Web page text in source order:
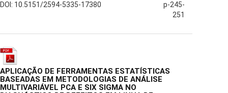
DOI: 10.5151/2594-5335-17380
p-245-
251
APLICAÇÃO DE FERRAMENTAS ESTATÍSTICAS
BASEADAS EM METODOLOGIAS DE ANÁLISE
MULTIVARIÁVEL PCA E SIX SIGMA NO